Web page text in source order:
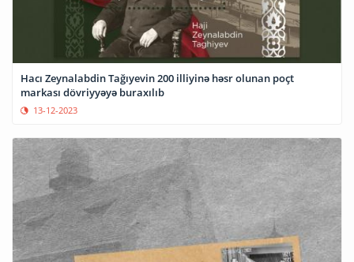
Hacı Zeynalabdin Tağıyevin 200 illiyinə həsr olunan poçt
markası dövriyyəyə buraxılıb
13-12-2023